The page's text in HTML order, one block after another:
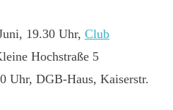
19.30 Uhr, Club
Hochstraße 5
Uhr, DGB-Haus, Kaiserstr.